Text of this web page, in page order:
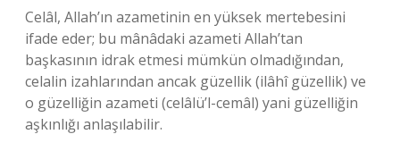
Celâl, Allah’ın azametinin en yüksek mertebesini
ifade eder; bu mânâdaki azameti Allah’tan
başkasının idrak etmesi mümkün olmadığından,
celalin izahlarından ancak güzellik (ilâhî güzellik) ve
o güzelliğin azameti (celâlü’l-cemâl) yani güzelliğin
aşkınlığı anlaşılabilir.